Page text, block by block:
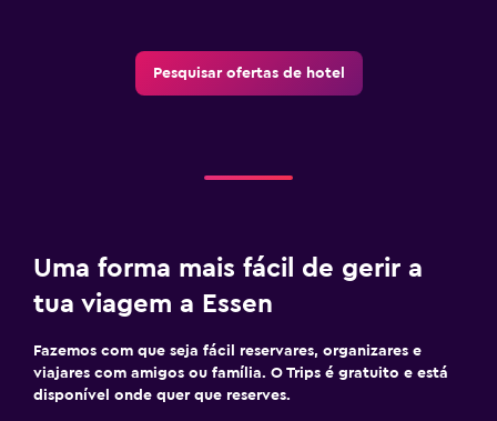
Pesquisar ofertas de hotel
Uma forma mais fácil de gerir a
tua viagem a Essen
Fazemos com que seja fácil reservares, organizares e
viajares com amigos ou família. O Trips é gratuito e está
disponível onde quer que reserves.